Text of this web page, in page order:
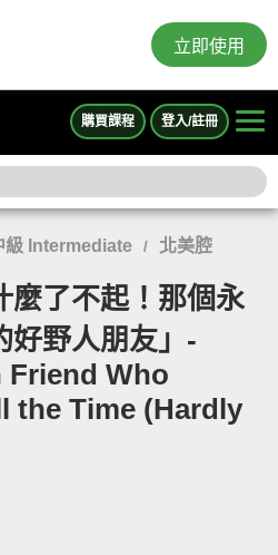
立即使用
購買課程 登入/註冊
級 Intermediate / 北美腔
麼了不起！那個永
好野人朋友」-
Friend Who
the Time (Hardly